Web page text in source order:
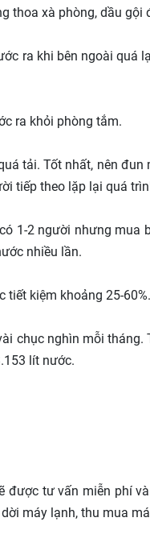
thoa xà phòng, dầu gội
ra khi bên ngoài quá
ra khỏi phòng tắm.
tải. Tốt nhất, nên
tiếp theo lặp lại quá
1-2 người nhưng mua
nhiều lần.
kiệm khoảng 25-60%.
chục nghìn mỗi
lít nước.
được tư vấn miễn phí
dời máy lạnh, thu mua